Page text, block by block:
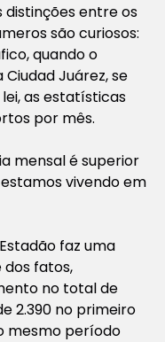
distinções entre os
são curiosos:
quando o
Juárez, se
as estatísticas
por mês.
mensal é superior
vivendo em
faz uma
fatos,
no total de
2.390 no primeiro
mesmo período